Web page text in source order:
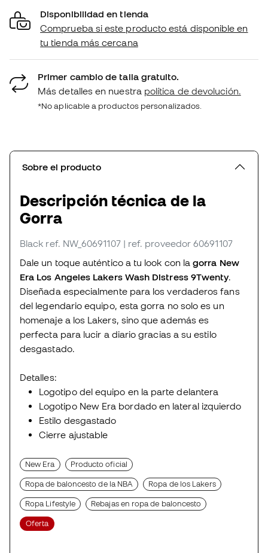
Disponibilidad en tienda
Comprueba si este producto está disponible en
tu tienda más cercana
Primer cambio de talla gratuito.
Más detalles en nuestra política de devolución.
*No aplicable a productos personalizados.
Sobre el producto
Descripción técnica de la
Gorra
Black ref. NW_60691107 | ref. proveedor 60691107
Dale un toque auténtico a tu look con lagorra New
Era Los Angeles Lakers Wash Distress 9Twenty.
Diseñada especialmente para los verdaderos fans
del legendario equipo, esta gorra no solo es un
homenaje a los Lakers, sino que además es
perfecta para lucir a diario gracias a su estilo
desgastado.
Detalles:
Logotipo del equipo en la parte delantera
Logotipo New Era bordado en lateral izquierdo
Estilo desgastado
Cierre ajustable
New Era Producto oficial
Ropa de baloncesto de la NBA Ropa de los Lakers
Ropa Lifestyle Rebajas en ropa de baloncesto
Oferta